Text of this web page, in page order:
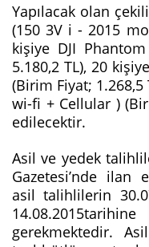
Yapılacak olan
(150 3V i - 2015
kişiye DJI
5.180,2 TL), 20
(Birim Fiyat; 1.268,5
wi-fi + Cellular )
edilecektir.
Asil ve yedek
Gazetesi’nde ilan
asil talihlilerin
gerekmektedir.